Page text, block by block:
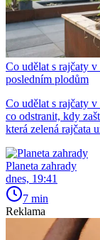
Co udělat s rajčaty
posledním plodům
Co udělat s rajčaty v
co odstranit, kdy
která zelená rajčata
Planeta zahrady
dnes, 19:41
7 min
Reklama